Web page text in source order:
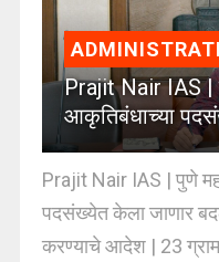
Prajit Nair IAS |
आकृतिबंधाच्या
Prajit Nair IAS | पुणे
पदसंख्येत केला जाणार
करण्याचे आदेश | 23